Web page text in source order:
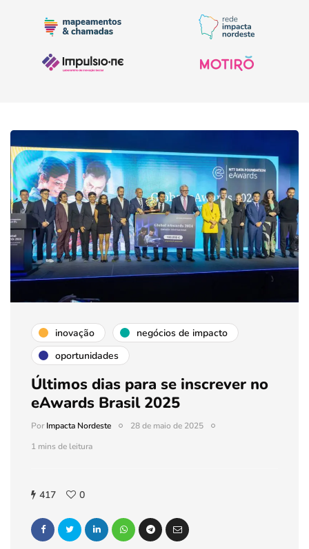
inovação
negócios de impacto
oportunidades
Últimos dias para se inscrever no
eAwards Brasil 2025
PorImpacta Nordeste
28 de maio de 2025
1 mins de leitura
417 0